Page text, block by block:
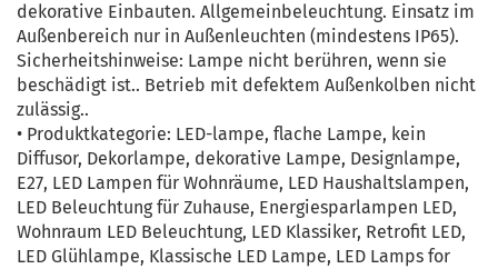
dekorative Einbauten. Allgemeinbeleuchtung. Einsatz im
Außenbereich nur in Außenleuchten (mindestens IP65).
Sicherheitshinweise: Lampe nicht berühren, wenn sie
beschädigt ist.. Betrieb mit defektem Außenkolben nicht
zulässig..
• Produktkategorie: LED-lampe, flache Lampe, kein
Diffusor, Dekorlampe, dekorative Lampe, Designlampe,
E27, LED Lampen für Wohnräume, LED Haushaltslampen,
LED Beleuchtung für Zuhause, Energiesparlampen LED,
Wohnraum LED Beleuchtung, LED Klassiker, Retrofit LED,
LED Glühlampe, Klassische LED Lampe, LED Lamps for